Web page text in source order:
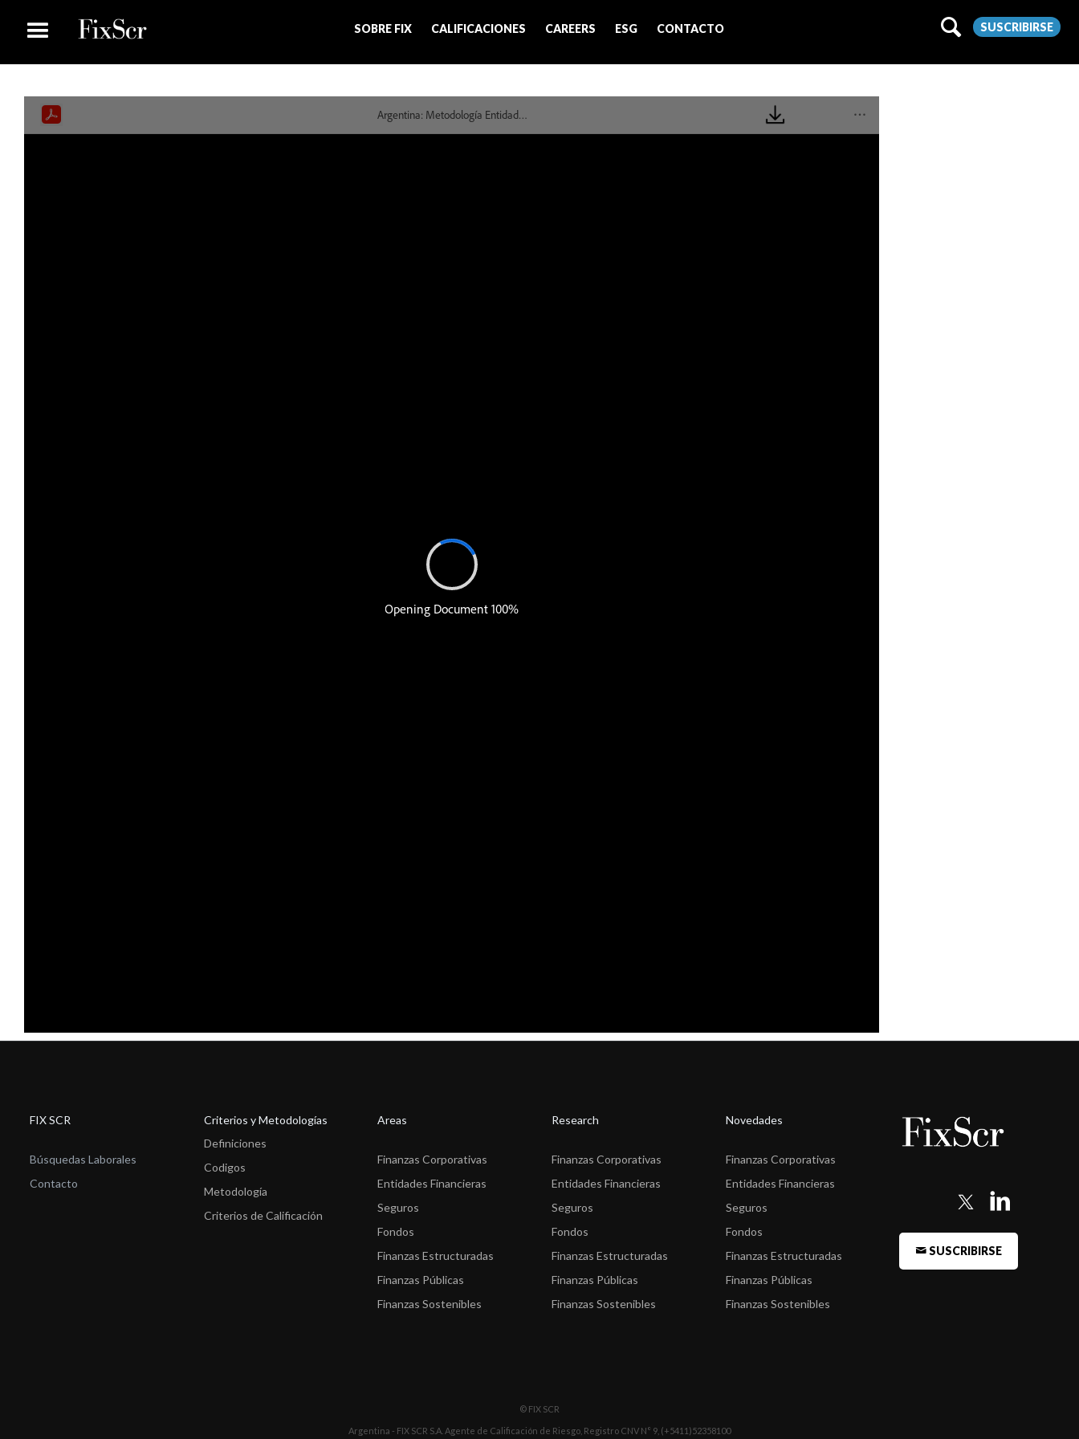
SOBRE FIX CALIFICACIONES CAREERS ESG CONTACTO SUSCRIBIRSE
FIX SCR
Búsquedas Laborales
Contacto
Criterios y Metodologías
Definiciones
Codigos
Metodología
Criterios de Calificación
Areas
Finanzas Corporativas
Entidades Financieras
Seguros
Fondos
Finanzas Estructuradas
Finanzas Públicas
Finanzas Sostenibles
Research
Finanzas Corporativas
Entidades Financieras
Seguros
Fondos
Finanzas Estructuradas
Finanzas Públicas
Finanzas Sostenibles
Novedades
Finanzas Corporativas
Entidades Financieras
Seguros
Fondos
Finanzas Estructuradas
Finanzas Públicas
Finanzas Sostenibles
SUSCRIBIRSE
© FIX SCR
Argentina - FIX SCR S.A. Agente de Calificación de Riesgo, Registro CNV N° 9, (+5411)52358100